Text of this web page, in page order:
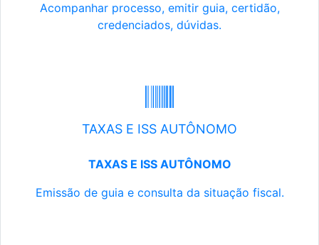
Acompanhar processo, emitir guia, certidão,
credenciados, dúvidas.
TAXAS E ISS AUTÔNOMO
TAXAS E ISS AUTÔNOMO
Emissão de guia e consulta da situação fiscal.